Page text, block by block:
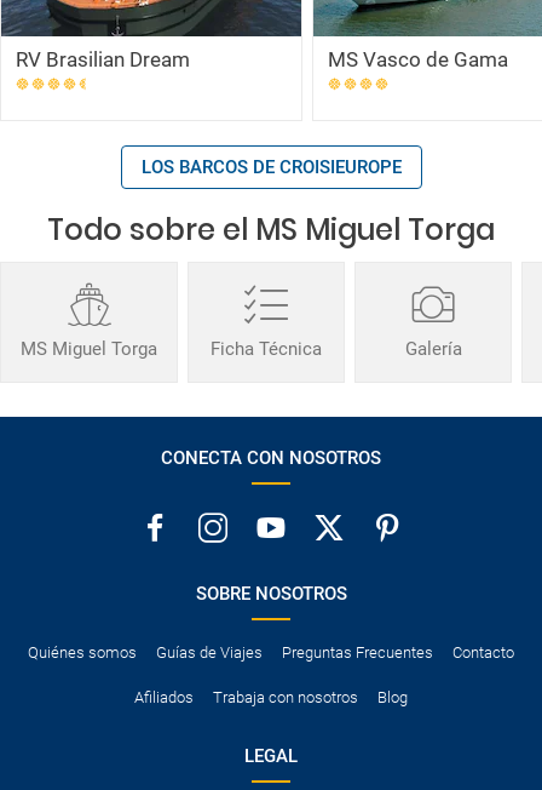
RV Brasilian Dream MS Vasco de Gama
LOS BARCOS DE CROISIEUROPE
Todo sobre el MS Miguel Torga
MS Miguel Torga Ficha Técnica Galería
CONECTA CON NOSOTROS
SOBRE NOSOTROS
Quiénes somos Guías de Viajes Preguntas Frecuentes Contacto
Afiliados Trabaja con nosotros Blog
LEGAL